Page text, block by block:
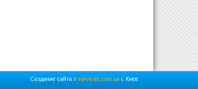
Создание сайта it-services.com.ua г. Киев